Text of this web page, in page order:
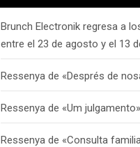
Brunch Electronik regresa a
entre el 23 de agosto y el 13
Ressenya de «Després de
Ressenya de «Um
Ressenya de «Consulta